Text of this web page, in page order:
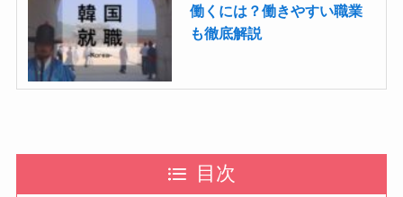
働くには？働きやすい職業
も徹底解説
目次